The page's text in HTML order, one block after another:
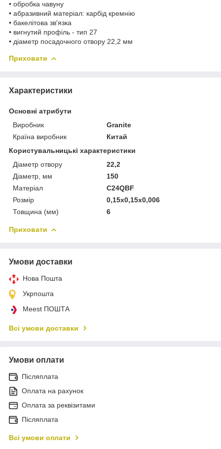
• обробка чавуну
• абразивний матеріал: карбід кремнію
• бакелітова зв'язка
• вигнутий профіль - тип 27
• діаметр посадочного отвору 22,2 мм
Приховати
Характеристики
Основні атрибути
Виробник
Granite
Країна виробник
Китай
Користувальницькі характеристики
Діаметр отвору
22,2
Діаметр, мм
150
Матеріал
C24QBF
Розмір
0,15x0,15x0,006
Товщина (мм)
6
Приховати
Умови доставки
Нова Пошта
Укрпошта
Meest ПОШТА
Всі умови доставки
Умови оплати
Післяплата
Оплата на рахунок
Оплата за реквізитами
Післяплата
Всі умови оплати